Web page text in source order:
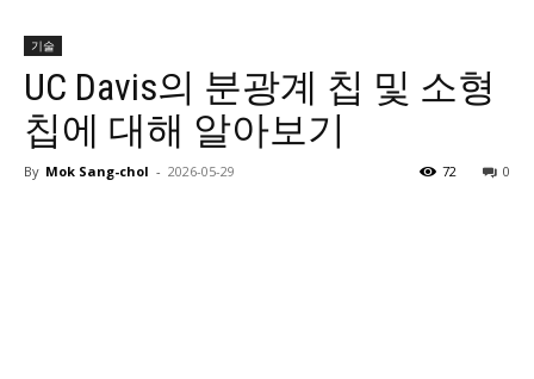
기술
UC Davis의 분광계 칩 및 소형
칩에 대해 알아보기
By Mok Sang-chol - 2026-05-29 0
72